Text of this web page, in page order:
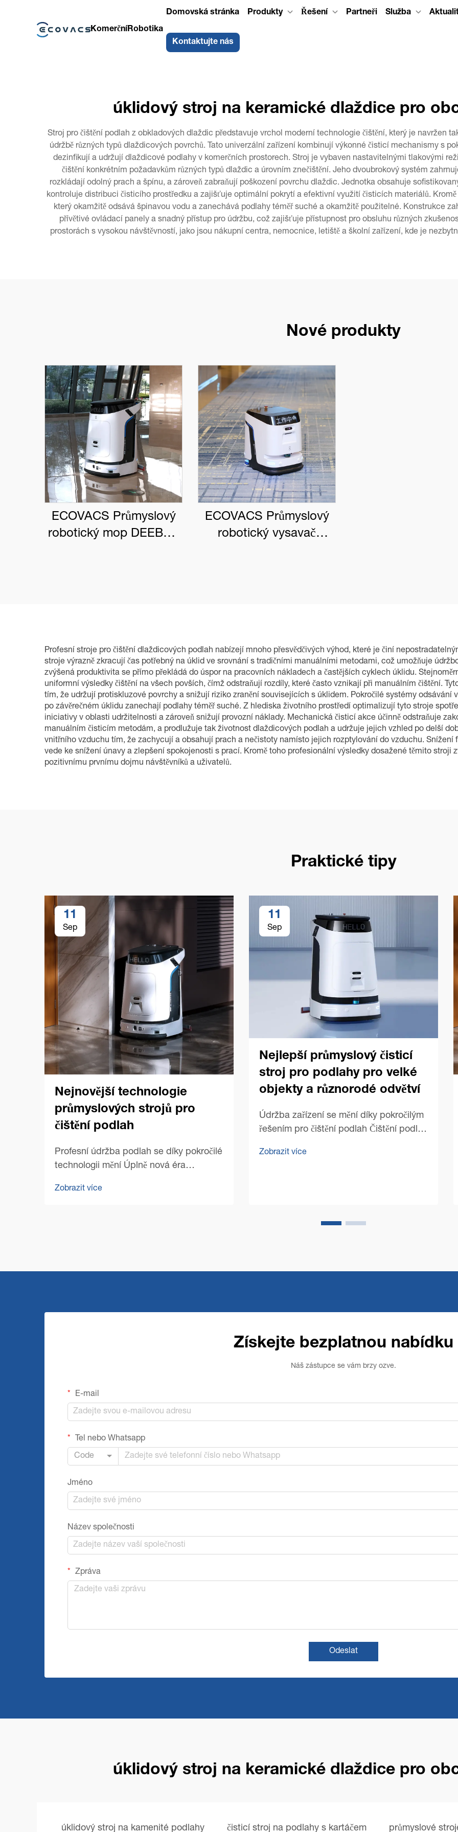
KomerčníRobotika
Domovská stránka Produkty Řešení Partneři Služba
Kontaktujte nás
úklidový stroj na keramické dlaždice pro
Stroj pro čištění podlah z obkladových dlaždic představuje vrchol moderní technologie čištění, který je navržen
údržbě různých typů dlaždicových povrchů. Tato univerzální zařízení kombinují výkonné čisticí mechanismy s
dezinfikují a udržují dlaždicové podlahy v komerčních prostorech. Stroj je vybaven nastavitelnými tlakovými
čištění konkrétním požadavkům různých typů dlaždic a úrovním znečištění. Jeho dvoubrokový systém
rozkládají odolný prach a špínu, a zároveň zabraňují poškození povrchu dlaždic. Jednotka obsahuje
kontroluje distribuci čisticího prostředku a zajišťuje optimální pokrytí a efektivní využití čisticích materiálů.
který okamžitě odsává špinavou vodu a zanechává podlahy téměř suché a okamžitě použitelné. Konstrukce
přívětivé ovládací panely a snadný přístup pro údržbu, což zajišťuje přístupnost pro obsluhu různých
prostorách s vysokou návštěvností, jako jsou nákupní centra, nemocnice, letiště a školní zařízení, kde je
Nové produkty
ECOVACS Průmyslový
robotický mop DEEBOT
ECOVACS Průmyslový
robotický vysavač
Profesní stroje pro čištění dlaždicových podlah nabízejí mnoho přesvědčivých výhod, které je činí
stroje výrazně zkracují čas potřebný na úklid ve srovnání s tradičními manuálními metodami, což umožňuje
zvýšená produktivita se přímo překládá do úspor na pracovních nákladech a častějších cyklech úklidu.
uniformní výsledky čištění na všech povších, čímž odstraňují rozdíly, které často vznikají při manuálním čištění.
tím, že udržují protiskluzové povrchy a snižují riziko zranění souvisejících s úklidem. Pokročilé systémy odsávání
po závěrečném úklidu zanechají podlahy téměř suché. Z hlediska životního prostředí optimalizují tyto stroje
iniciativy v oblasti udržitelnosti a zároveň snižují provozní náklady. Mechanická čisticí akce účinně odstraňuje
manuálním čisticím metodám, a prodlužuje tak životnost dlaždicových podlah a udržuje jejich vzhled po delší
vnitřního vzduchu tím, že zachycují a obsahují prach a nečistoty namísto jejich rozptylování do vzduchu. Snížení
vede ke snížení únavy a zlepšení spokojenosti s prací. Kromě toho profesionální výsledky dosažené těmito stroji
pozitivnímu prvnímu dojmu návštěvníků a uživatelů.
Praktické tipy
11
Sep
Nejnovější technologie
průmyslových strojů pro
čištění podlah
Profesní údržba podlah se díky pokročilé
technologii mění Úplně nová éra
nástupem špičkových technologií pro
Zobrazit více
11
Sep
Nejlepší průmyslový čisticí
stroj pro podlahy pro velké
objekty a různorodé odvětví
Údržba zařízení se mění díky pokročilým
řešením pro čištění podlah Čištění podlah
představuje zvláštní výzvy, které
Zobrazit více
Získejte bezplatnou nabídku
Náš zástupce se vám brzy ozve.
E-mail
Tel nebo Whatsapp
Code
Jméno
Název společnosti
Zpráva
Odeslat
úklidový stroj na keramické dlaždice pro
úklidový stroj na kamenité podlahy čisticí stroj na podlahy s kartáčem průmyslové